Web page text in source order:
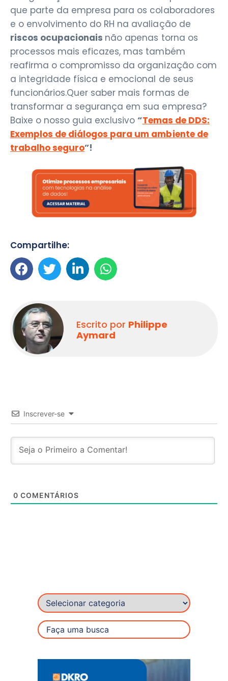
que parte da empresa para os colaboradores
e o envolvimento do RH na avaliação de
riscos ocupacionais não apenas torna os
processos mais eficazes, mas também
reafirma o compromisso da organização com
a integridade física e emocional de seus
funcionários.Quer saber mais formas de
transformar a segurança em sua empresa?
Baixe o nosso guia exclusivo “Temas de DDS:
Exemplos de diálogos para um ambiente de
trabalho seguro”!
Compartilhe:
Escrito por Philippe
Aymard
Inscrever-se
0 COMENTÁRIOS